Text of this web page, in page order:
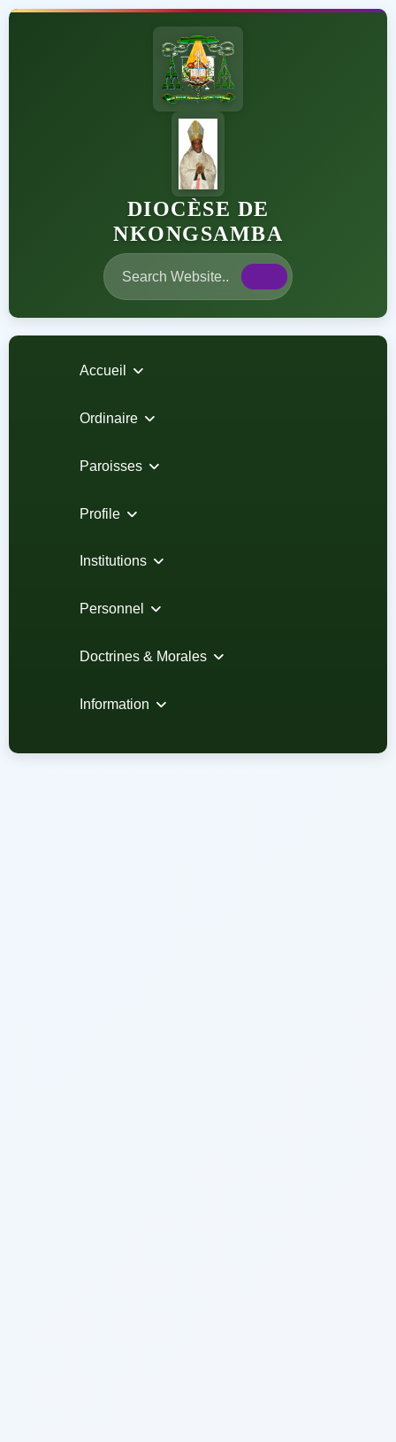
DIOCÈSE DE
NKONGSAMBA
Accueil
Ordinaire
Paroisses
Profile
Institutions
Personnel
Doctrines & Morales
Information